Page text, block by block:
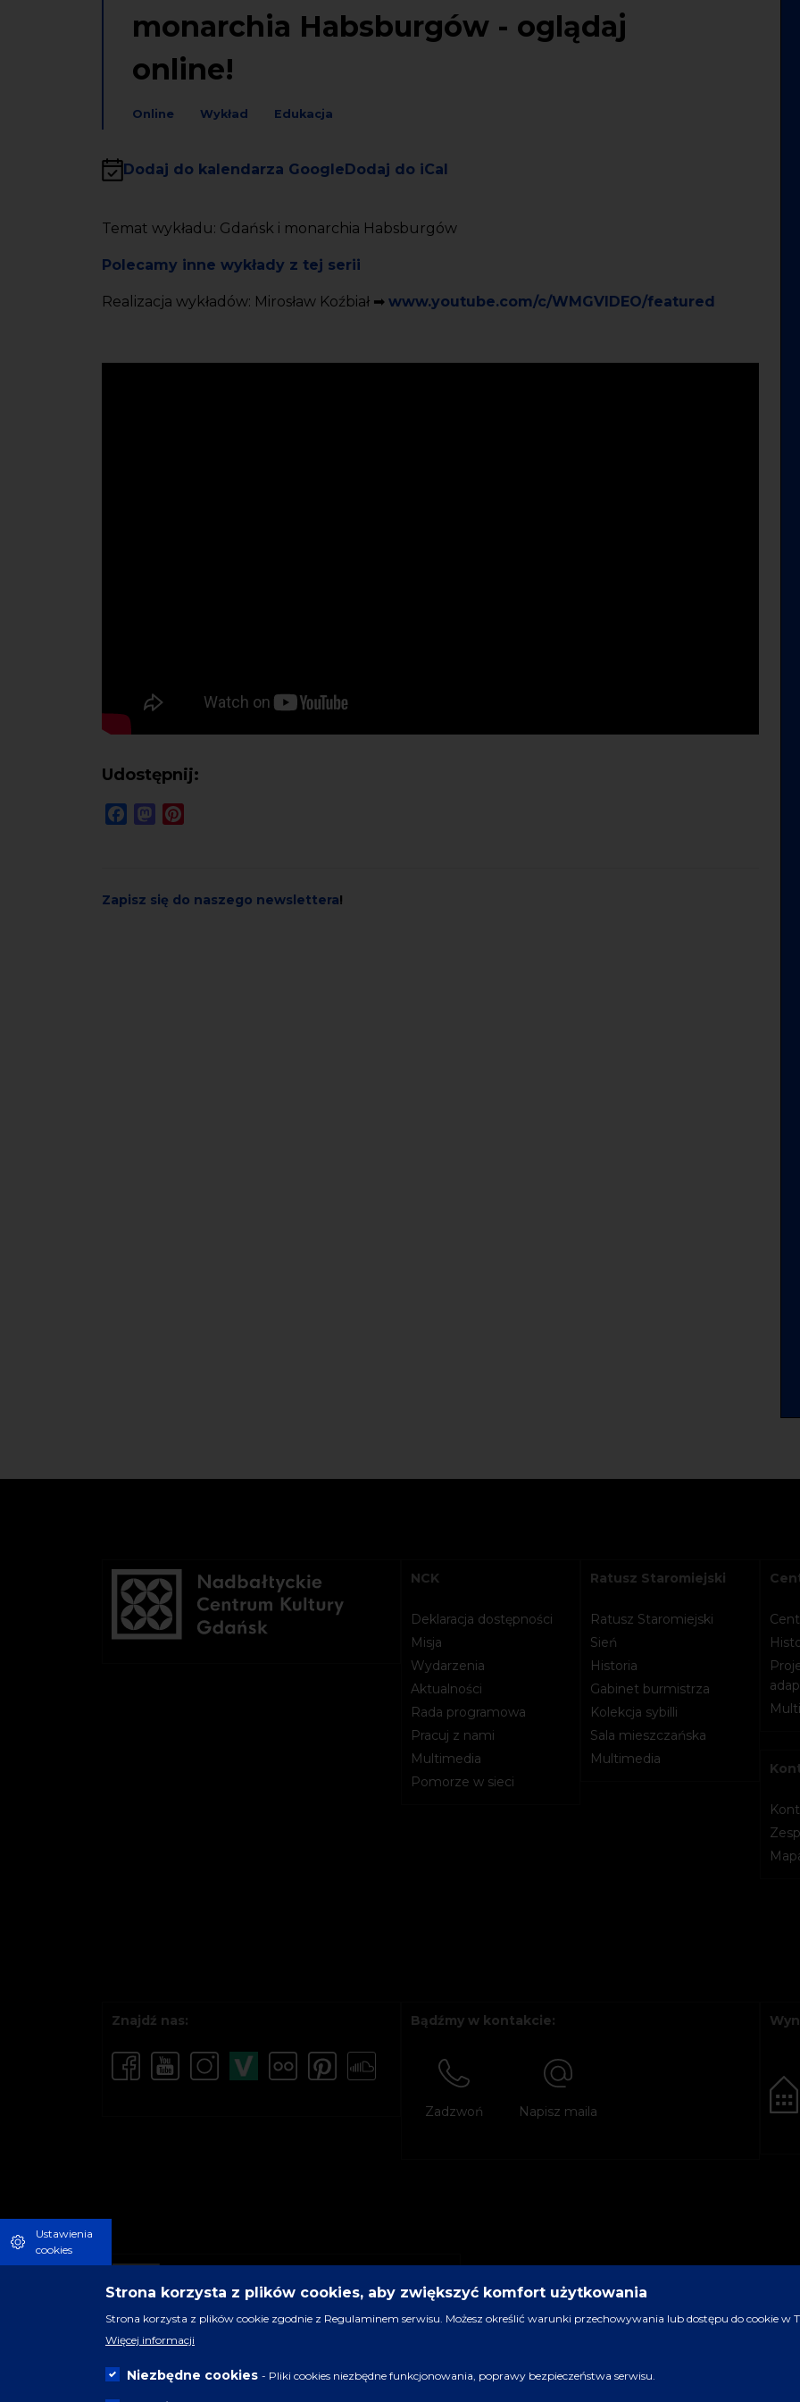
monarchia Habsburgów - oglądaj
online!
Online Wykład Edukacja
Dodaj do kalendarza Google Dodaj do iCal
Temat wykładu: Gdańsk i monarchia Habsburgów
Polecamy inne wykłady z tej serii
Realizacja wykładów: Mirosław Koźbiał ➡ www.youtube.com/c/WMGVIDEO/featured
Udostępnij:
FacebookMastodon
Zapisz się do naszego newslettera!
NCK
Deklaracja dostępności
Misja
Wydarzenia
Aktualności
Rada programowa
Pracuj z nami
Multimedia
Pomorze w sieci
Ratusz Staromiejski
Ratusz Staromiejski
Sień
Historia
Gabinet burmistrza
Kolekcja sybilli
Sala mieszczańska
Multimedia
Znajdź nas: Bądźmy w kontakcie:
Zadzwoń Napisz maila
Ustawienia
cookies
Strona korzysta z plików cookies, aby zwiększyć komfort użytkowania
Strona korzysta z plików cookie zgodnie z Regulaminem serwisu. Możesz określić warunki przechowywania lub dostępu do cookie w
Więcej informacji
Niezbędne cookies - Pliki cookies niezbędne funkcjonowania, poprawy bezpieczeństwa serwisu.